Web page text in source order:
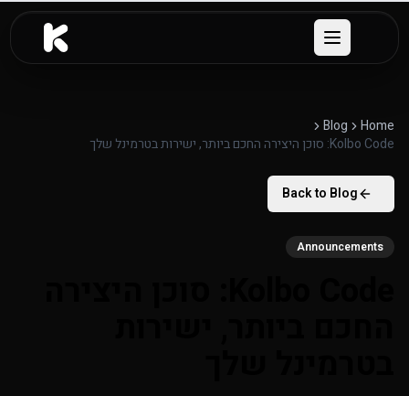
דלג לתוכן העיקרי
Open menu
Home
Blog
Kolbo Code: סוכן היצירה החכם ביותר, ישירות בטרמינל שלך
Back to Blog
Announcements